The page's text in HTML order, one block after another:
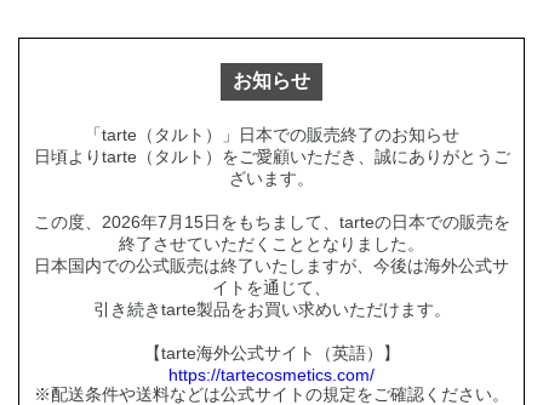
お知らせ
「tarte（タルト）」日本での販売終了のお知らせ
日頃よりtarte（タルト）をご愛顧いただき、誠にありがとうご
ざいます。
この度、2026年7月15日をもちまして、tarteの日本での販売を
終了させていただくこととなりました。
日本国内での公式販売は終了いたしますが、今後は海外公式サ
イトを通じて、
引き続きtarte製品をお買い求めいただけます。
【tarte海外公式サイト（英語）】
https://tartecosmetics.com/
※配送条件や送料などは公式サイトの規定をご確認ください。